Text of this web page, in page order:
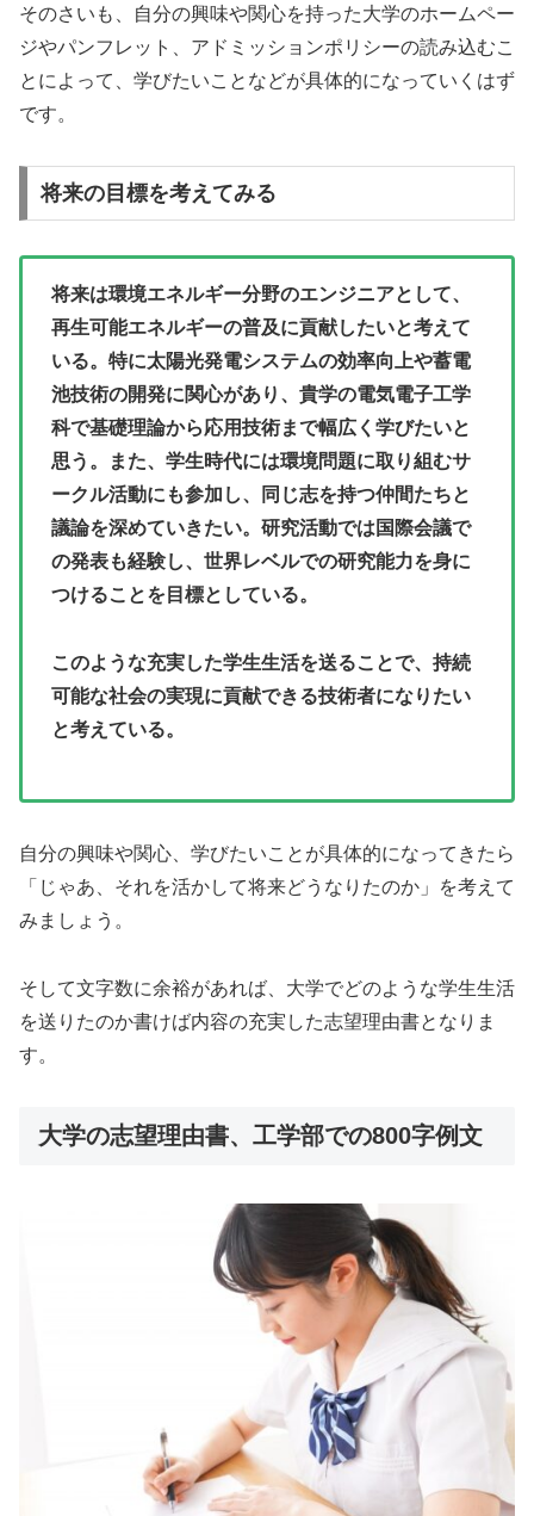
そのさいも、自分の興味や関心を持った大学のホームペー
ジやパンフレット、アドミッションポリシーの読み込むこ
とによって、学びたいことなどが具体的になっていくはず
です。
将来の目標を考えてみる
将来は環境エネルギー分野のエンジニアとして、
再生可能エネルギーの普及に貢献したいと考えて
いる。特に太陽光発電システムの効率向上や蓄電
池技術の開発に関心があり、貴学の電気電子工学
科で基礎理論から応用技術まで幅広く学びたいと
思う。また、学生時代には環境問題に取り組むサ
ークル活動にも参加し、同じ志を持つ仲間たちと
議論を深めていきたい。研究活動では国際会議で
の発表も経験し、世界レベルでの研究能力を身に
つけることを目標としている。
このような充実した学生生活を送ることで、持続
可能な社会の実現に貢献できる技術者になりたい
と考えている。
自分の興味や関心、学びたいことが具体的になってきたら
「じゃあ、それを活かして将来どうなりたのか」を考えて
みましょう。
そして文字数に余裕があれば、大学でどのような学生生活
を送りたのか書けば内容の充実した志望理由書となりま
す。
大学の志望理由書、工学部での800字例文